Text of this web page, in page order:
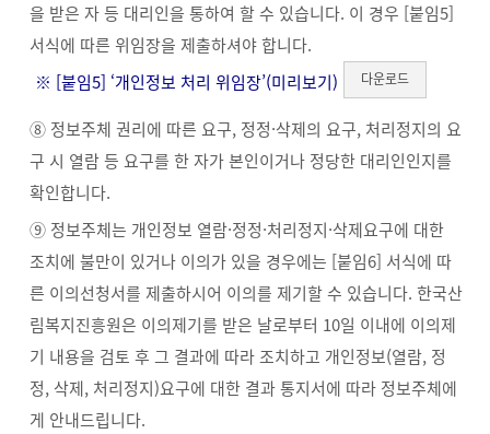
을 받은 자 등 대리인을 통하여 할 수 있습니다. 이 경우 [붙임5]
서식에 따른 위임장을 제출하셔야 합니다.
※ [붙임5] ‘개인정보 처리 위임장’(미리보기) 다운로드
⑧ 정보주체 권리에 따른 요구, 정정·삭제의 요구, 처리정지의 요
구 시 열람 등 요구를 한 자가 본인이거나 정당한 대리인인지를
확인합니다.
⑨ 정보주체는 개인정보 열람·정정·처리정지·삭제요구에 대한
조치에 불만이 있거나 이의가 있을 경우에는 [붙임6] 서식에 따
른 이의선청서를 제출하시어 이의를 제기할 수 있습니다. 한국산
림복지진흥원은 이의제기를 받은 날로부터 10일 이내에 이의제
기 내용을 검토 후 그 결과에 따라 조치하고 개인정보(열람, 정
정, 삭제, 처리정지)요구에 대한 결과 통지서에 따라 정보주체에
게 안내드립니다.